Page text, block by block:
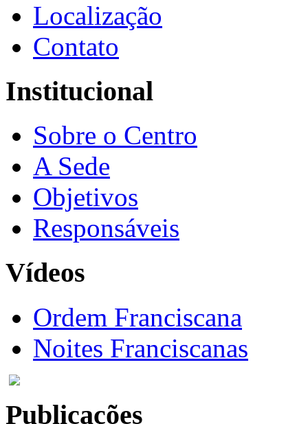
Localização
Contato
Institucional
Sobre o Centro
A Sede
Objetivos
Responsáveis
Vídeos
Ordem Franciscana
Noites Franciscanas
Publicações